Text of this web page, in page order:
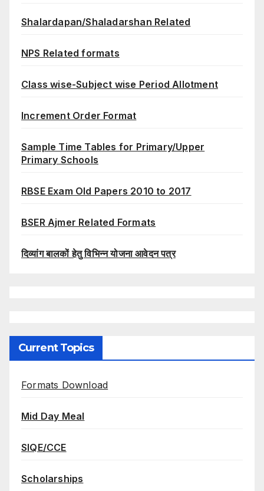
Shalardapan/Shaladarshan Related
NPS Related formats
Class wise-Subject wise Period Allotment
Increment Order Format
Sample Time Tables for Primary/Upper
Primary Schools
RBSE Exam Old Papers 2010 to 2017
BSER Ajmer Related Formats
दिव्यांग बालकों हेतु विभिन्न योजना आवेदन पत्र
Current Topics
Formats Download
Mid Day Meal
SIQE/CCE
Scholarships